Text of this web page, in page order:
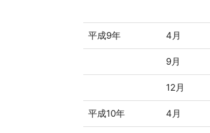
平成9年 4月
9月
12月
平成10年 4月